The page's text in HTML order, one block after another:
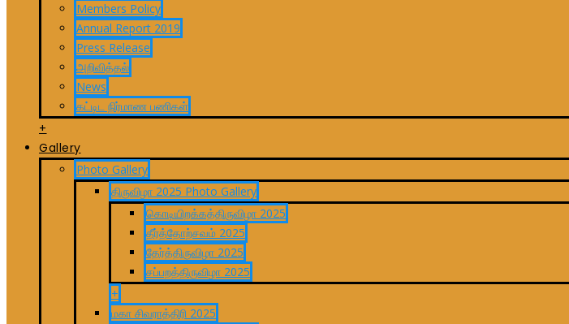
Members Policy
Annual Report 2019
Press Release
அறிவித்தல்
News
கட்டிட நிர்மாண பணிகள்
+
Gallery
Photo Gallery
திருவிழா 2025 Photo Gallery
கொடியிறக்கத்திருவிழா 2025
தீர்த்தோற்சவம் 2025
தேர்த்திருவிழா 2025
சப்பறத்திருவிழா 2025
+
மகா சிவராத்திரி 2025